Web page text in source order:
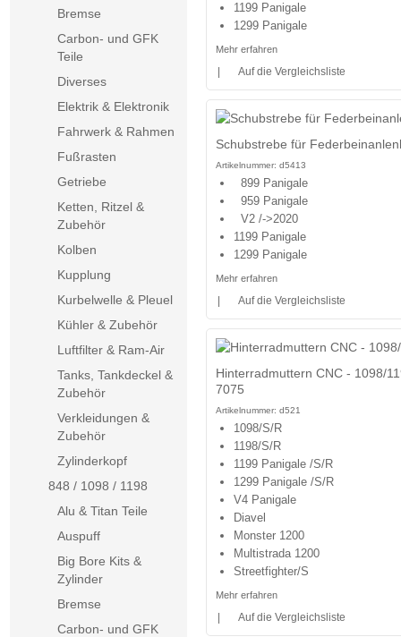
1199 Panigale
1299 Panigale
Mehr erfahren
Auf die Vergleichsliste
Schubstrebe für
Artikelnummer: d5413
899 Panigale
959 Panigale
V2 /->2020
1199 Panigale
1299 Panigale
Mehr erfahren
Auf die Vergleichsliste
Hinterradmuttern CNC - 1098/
7075
Artikelnummer: d521
1098/S/R
1198/S/R
1199 Panigale /S/R
1299 Panigale /S/R
V4 Panigale
Diavel
Monster 1200
Multistrada 1200
Streetfighter/S
Mehr erfahren
Auf die Vergleichsliste
Bremse
Carbon- und GFK
Teile
Diverses
Elektrik & Elektronik
Fahrwerk & Rahmen
Fußrasten
Getriebe
Ketten, Ritzel &
Zubehör
Kolben
Kupplung
Kurbelwelle & Pleuel
Kühler & Zubehör
Luftfilter & Ram-Air
Tanks, Tankdeckel &
Zubehör
Verkleidungen &
Zubehör
Zylinderkopf
848 / 1098 / 1198
Alu & Titan Teile
Auspuff
Big Bore Kits &
Zylinder
Bremse
Carbon- und GFK